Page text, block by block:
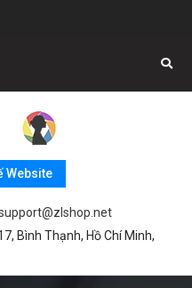
Website
Bình Thạnh, Hồ Chí Minh,